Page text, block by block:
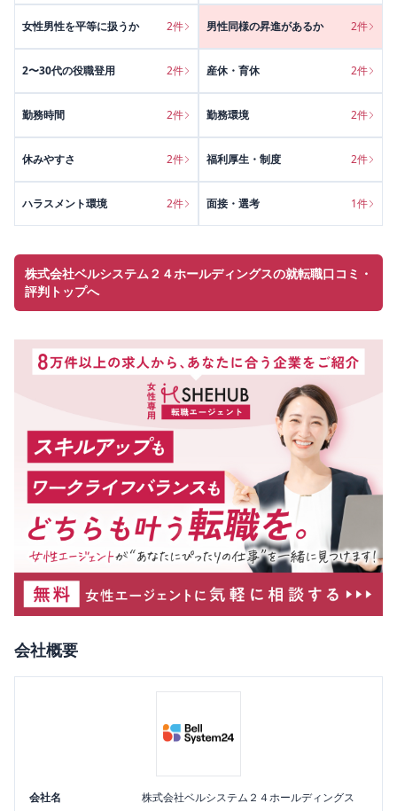
女性男性を平等に扱うか 2件 男性同様の昇進があるか 2件
2〜30代の役職登用 2件 産休・育休 2件
勤務時間 2件 勤務環境 2件
休みやすさ 2件 福利厚生・制度 2件
ハラスメント環境 2件 面接・選考 1件
株式会社ベルシステム２４ホールディングスの就転職口コミ・
評判トップへ
会社概要
会社名 株式会社ベルシステム２４ホールディングス